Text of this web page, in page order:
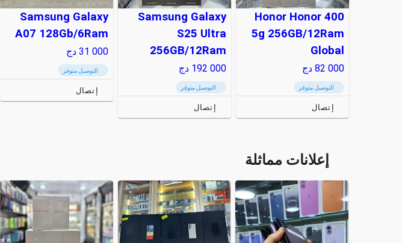
Honor Honor 400
5g 256GB/12Ram
Global
82 000 دج
التوصيل متوفر
إتصال
Samsung Galaxy
S25 Ultra
256GB/12Ram
192 000 دج
التوصيل متوفر
إتصال
Samsung Galaxy
A07 128Gb/6Ram
31 000 دج
التوصيل متوفر
إتصال
إعلانات مماثلة